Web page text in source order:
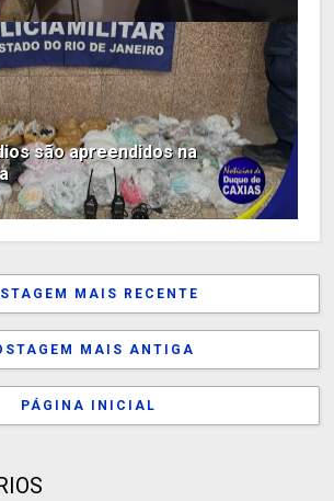
são apreendidos na
MAIS RECENTE
MAIS ANTIGA
PÁGINA INICIAL